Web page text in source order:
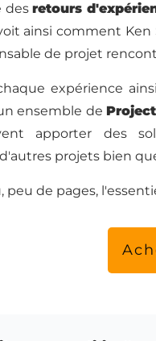
desretours
ainsi comment Ken
de projet
expérience
ensemble de
apporter des
projets bien
peu de pages,